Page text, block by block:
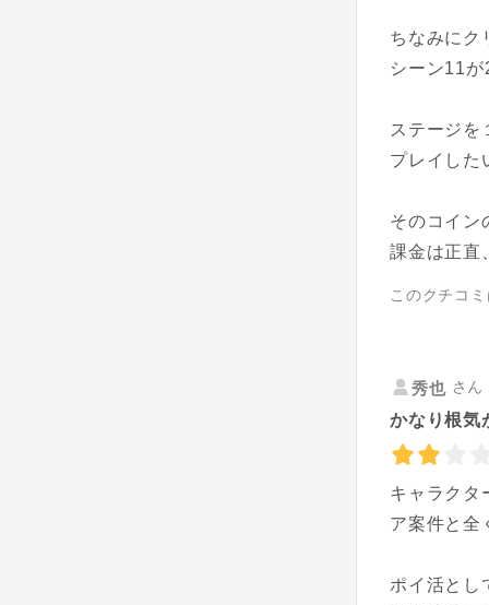
ちなみにク
シーン11
ステージを
プレイした
そのコイン
課金は正直
このクチコ
秀也 さ
かなり根気
キャラクタ
ア案件と全
ポイ活とし